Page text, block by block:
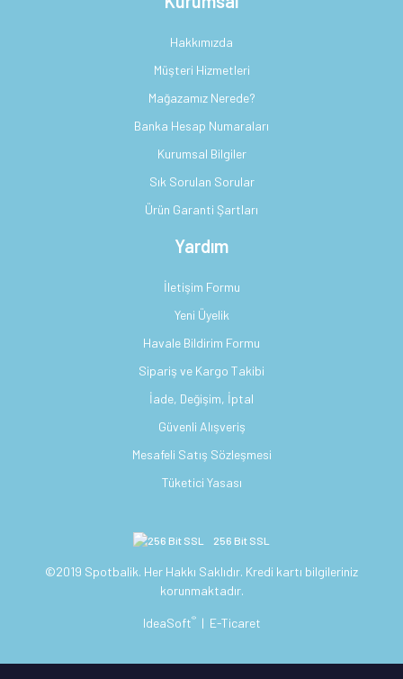
Hakkımızda
Müşteri Hizmetleri
Mağazamız Nerede?
Banka Hesap Numaraları
Kurumsal Bilgiler
Sık Sorulan Sorular
Ürün Garanti Şartları
Yardım
İletişim Formu
Yeni Üyelik
Havale Bildirim Formu
Sipariş ve Kargo Takibi
İade, Değişim, İptal
Güvenli Alışveriş
Mesafeli Satış Sözleşmesi
Tüketici Yasası
256 Bit SSL
©2019 Spotbalik. Her Hakkı Saklıdır. Kredi kartı bilgileriniz
korunmaktadır.
IdeaSoft® | E-Ticaret